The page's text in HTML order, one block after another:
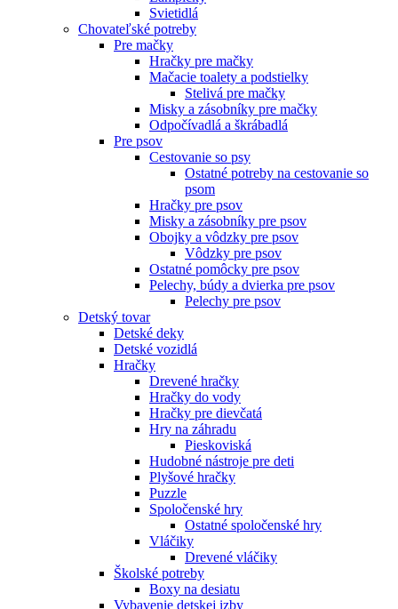
Svietidlá
Chovateľské potreby
Pre mačky
Hračky pre mačky
Mačacie toalety a podstielky
Stelivá pre mačky
Misky a zásobníky pre mačky
Odpočívadlá a škrábadlá
Pre psov
Cestovanie so psy
Ostatné potreby na cestovanie so
psom
Hračky pre psov
Misky a zásobníky pre psov
Obojky a vôdzky pre psov
Vôdzky pre psov
Ostatné pomôcky pre psov
Pelechy, búdy a dvierka pre psov
Pelechy pre psov
Detský tovar
Detské deky
Detské vozidlá
Hračky
Drevené hračky
Hračky do vody
Hračky pre dievčatá
Hry na záhradu
Pieskoviská
Hudobné nástroje pre deti
Plyšové hračky
Puzzle
Spoločenské hry
Ostatné spoločenské hry
Vláčiky
Drevené vláčiky
Školské potreby
Boxy na desiatu
Vybavenie detskej izby